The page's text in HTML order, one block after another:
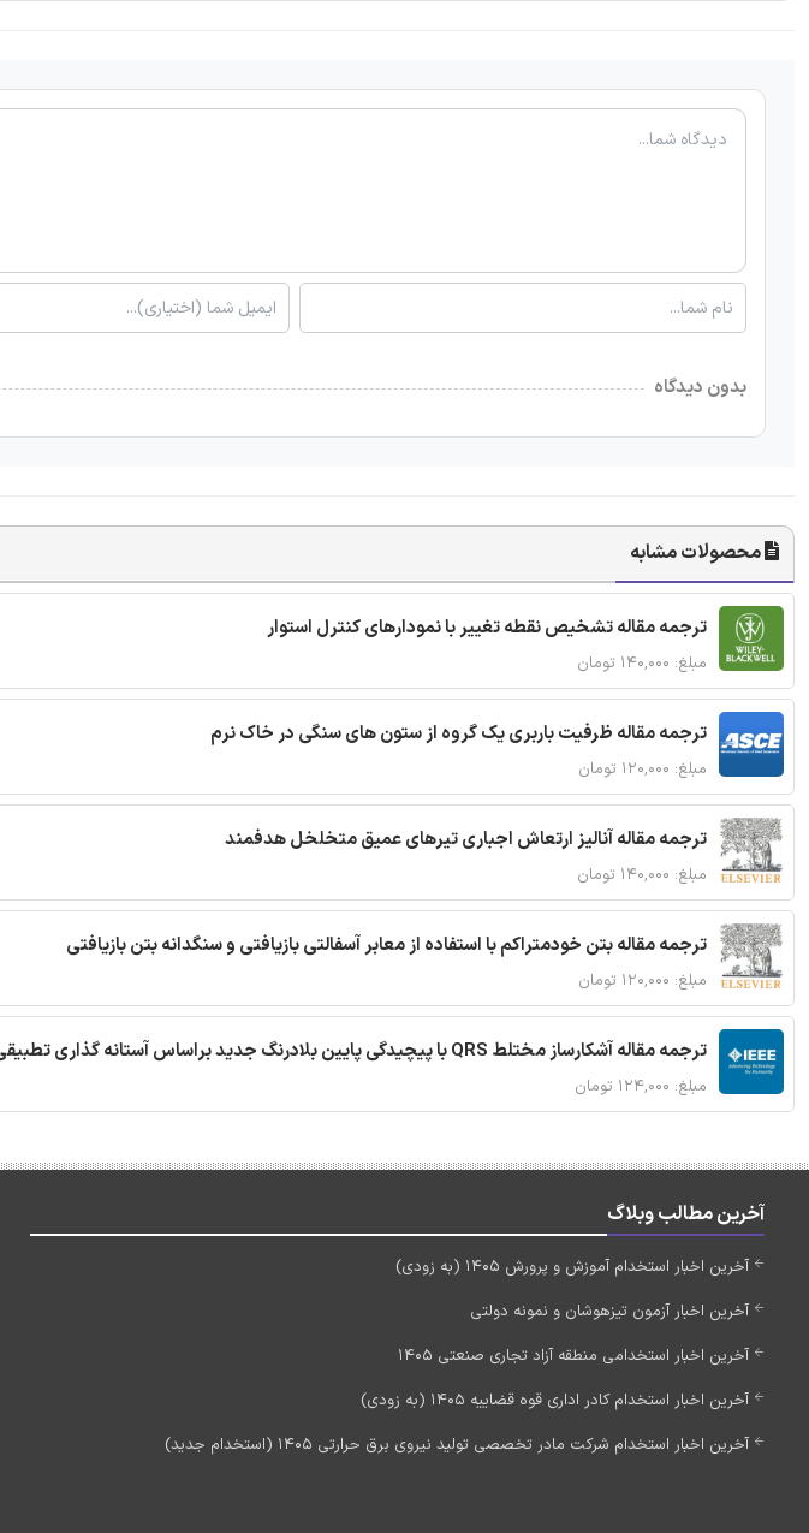
بدون دیدگاه
محصولات مشابه
ترجمه مقاله تشخیص نقطه تغییر با نمودارهای کنترل استوار
مبلغ: ۱۴۰,۰۰۰ تومان
ترجمه مقاله ظرفیت باربری یک گروه از ستون های سنگی در خاک نرم
مبلغ: ۱۲۰,۰۰۰ تومان
ترجمه مقاله آنالیز ارتعاش اجباری تیرهای عمیق متخلخل هدفمند
مبلغ: ۱۴۰,۰۰۰ تومان
ترجمه مقاله بتن خودمتراکم با استفاده از معابر آسفالتی بازیافتی و سنگدانه بتن بازیافتی
مبلغ: ۱۲۰,۰۰۰ تومان
ترجمه مقاله آشکارساز مختلط QRS با پیچیدگی پایین بلادرنگ جدید براساس آستانه گذاری تطبیقی
مبلغ: ۱۲۴,۰۰۰ تومان
آخرین مطالب وبلاگ
آخرین اخبار استخدام آموزش و پرورش 1405 (به زودی)
آخرین اخبار آزمون تیزهوشان و نمونه دولتی
آخرین اخبار استخدامی منطقه آزاد تجاری صنعتی 1405
آخرین اخبار استخدام کادر اداری قوه قضاییه 1405 (به زودی)
آخرین اخبار استخدام شرکت مادر تخصصی تولید نیروی برق حرارتی 1405 (استخدام جدید)